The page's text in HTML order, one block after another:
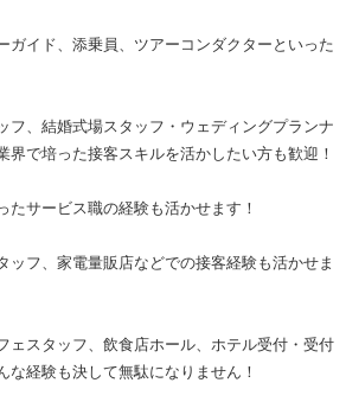
ガイド、添乗員、ツアーコンダクターといった
フ、結婚式場スタッフ・ウェディングプランナ
界で培った接客スキルを活かしたい方も歓迎！
たサービス職の経験も活かせます！
ッフ、家電量販店などでの接客経験も活かせま
ェスタッフ、飲食店ホール、ホテル受付・受付
な経験も決して無駄になりません！